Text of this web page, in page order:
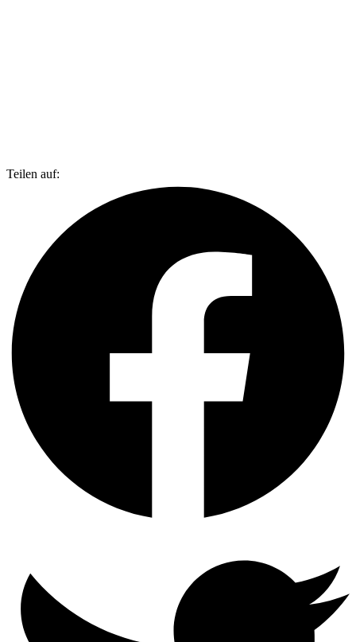
Teilen auf: